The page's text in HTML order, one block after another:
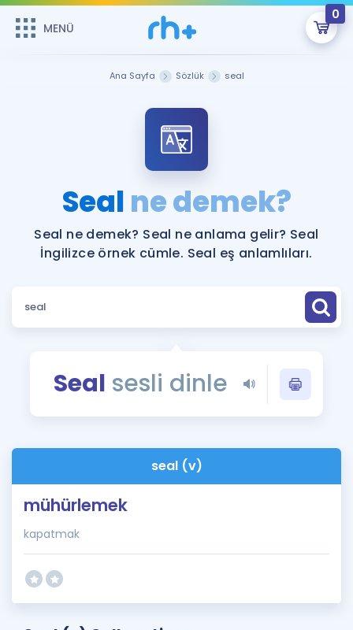
MENÜ
0
ÜYE DEĞİLİM
Sepetin Şu An Boş.
Remzi Hoca ile seni sınava hazırlayacak onlarca eğitim seni
bekliyor!
MENÜ
Faydalı Araçlar
Sözlük
Blog
İngilizce Gramer
Ana Sayfa Sözlük seal
Sealne demek?
Seal ne demek? Seal ne anlama gelir? Seal
İngilizce örnek cümle. Seal eş anlamlıları.
Seal sesli dinle
seal (v)
mühürlemek
kapatmak